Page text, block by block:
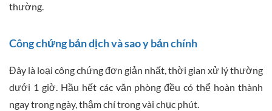
thường.
Công chứng bản dịch và sao y bản chính
Đây là loại công chứng đơn giản nhất, thời gian xử lý thường
dưới 1 giờ. Hầu hết các văn phòng đều có thể hoàn thành
ngay trong ngày, thậm chí trong vài chục phút.